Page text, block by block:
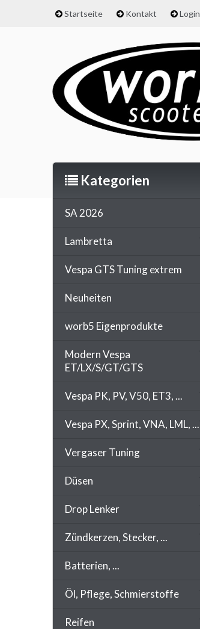
Startseite Kontakt Login
Kategorien
SA 2026
Lambretta
Vespa GTS Tuning extrem
Neuheiten
worb5 Eigenprodukte
Modern Vespa
ET/LX/S/GT/GTS
Vespa PK, PV, V50, ET3, ...
Vespa PX, Sprint, VNA, LML, ...
Vergaser Tuning
Düsen
Drop Lenker
Zündkerzen, Stecker, ...
Batterien, ...
Öl, Pflege, Schmierstoffe
Reifen